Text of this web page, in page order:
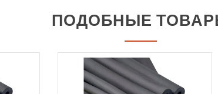
ПОДОБНЫЕ